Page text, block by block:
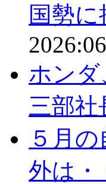
国勢
ホン
三部社
５月
外は・